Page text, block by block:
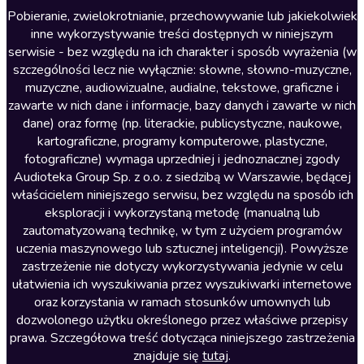
Literatura anglojęzyczna
Literatura faktu
Literatura obyczajowa
Literatura piękna obca
Literatura piękna polska
Nagrania relaksacyjne
Nauka języków
Nauki humanistyczne
Podcasty i audycje
Polityka
Prasa
Religia
Romans
Pobieranie, zwielokrotnianie, przechowywanie lub jakiekolwiek
inne wykorzystywanie treści dostępnych w niniejszym
serwisie - bez względu na ich charakter i sposób wyrażenia (w
szczególności lecz nie wyłącznie: słowne, słowno-muzyczne,
muzyczne, audiowizualne, audialne, tekstowe, graficzne i
zawarte w nich dane i informacje, bazy danych i zawarte w nich
dane) oraz formę (np. literackie, publicystyczne, naukowe,
kartograficzne, programy komputerowe, plastyczne,
fotograficzne) wymaga uprzedniej i jednoznacznej zgody
Audioteka Group Sp. z o.o. z siedzibą w Warszawie, będącej
właścicielem niniejszego serwisu, bez względu na sposób ich
eksploracji i wykorzystaną metodę (manualną lub
zautomatyzowaną technikę, w tym z użyciem programów
uczenia maszynowego lub sztucznej inteligencji). Powyższe
zastrzeżenie nie dotyczy wykorzystywania jedynie w celu
ułatwienia ich wyszukiwania przez wyszukiwarki internetowe
oraz korzystania w ramach stosunków umownych lub
dozwolonego użytku określonego przez właściwe przepisy
prawa. Szczegółowa treść dotycząca niniejszego zastrzeżenia
znajduje się tutaj.